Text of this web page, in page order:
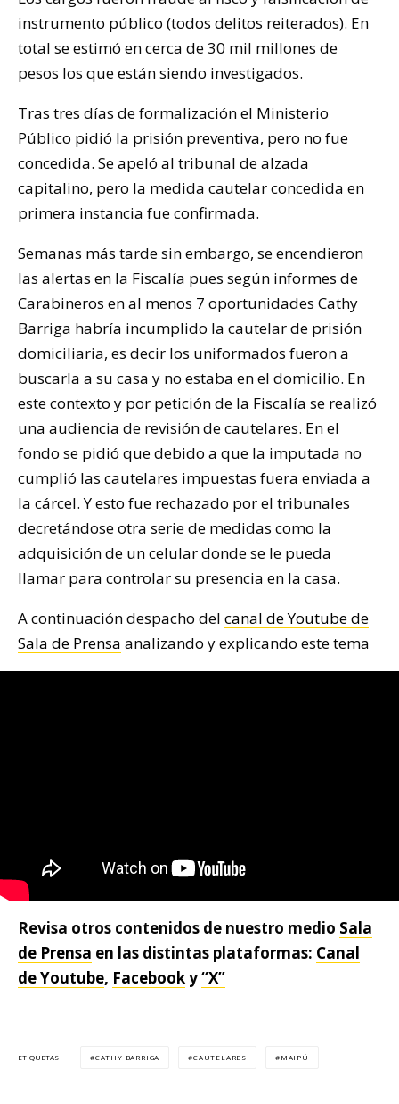
instrumento público (todos delitos reiterados). En
total se estimó en cerca de 30 mil millones de
pesos los que están siendo investigados.
Tras tres días de formalización el Ministerio
Público pidió la prisión preventiva, pero no fue
concedida. Se apeló al tribunal de alzada
capitalino, pero la medida cautelar concedida en
primera instancia fue confirmada.
Semanas más tarde sin embargo, se encendieron
las alertas en la Fiscalía pues según informes de
Carabineros en al menos 7 oportunidades Cathy
Barriga habría incumplido la cautelar de prisión
domiciliaria, es decir los uniformados fueron a
buscarla a su casa y no estaba en el domicilio. En
este contexto y por petición de la Fiscalía se realizó
una audiencia de revisión de cautelares. En el
fondo se pidió que debido a que la imputada no
cumplió las cautelares impuestas fuera enviada a
la cárcel. Y esto fue rechazado por el tribunales
decretándose otra serie de medidas como la
adquisición de un celular donde se le pueda
llamar para controlar su presencia en la casa.
A continuación despacho del canal de Youtube de
Sala de Prensa analizando y explicando este tema
Revisa otros contenidos de nuestro medio Sala
de Prensa en las distintas plataformas: Canal
de Youtube, Facebooky“X”
ETIQUETAS CATHY BARRIGA CAUTELARES MAIPÚ